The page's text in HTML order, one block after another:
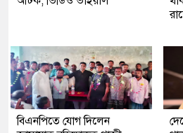
বিএনপিতে যোগ দিলেন